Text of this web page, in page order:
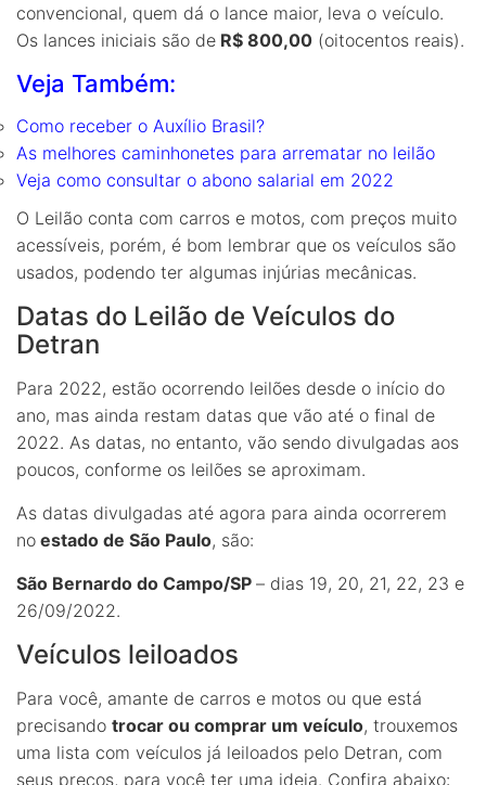
convencional, quem dá o lance maior, leva o veículo.
Os lances iniciais são de R$ 800,00 (oitocentos reais).
Veja Também:
Como receber o Auxílio Brasil?
As melhores caminhonetes para arrematar no leilão
Veja como consultar o abono salarial em 2022
O Leilão conta com carros e motos, com preços muito
acessíveis, porém, é bom lembrar que os veículos são
usados, podendo ter algumas injúrias mecânicas.
Datas do Leilão de Veículos do
Detran
Para 2022, estão ocorrendo leilões desde o início do
ano, mas ainda restam datas que vão até o final de
2022. As datas, no entanto, vão sendo divulgadas aos
poucos, conforme os leilões se aproximam.
As datas divulgadas até agora para ainda ocorrerem
no estado de São Paulo, são:
São Bernardo do Campo/SP – dias 19, 20, 21, 22, 23 e
26/09/2022.
Veículos leiloados
Para você, amante de carros e motos ou que está
precisando trocar ou comprar um veículo, trouxemos
uma lista com veículos já leiloados pelo Detran, com
seus preços, para você ter uma ideia. Confira abaixo: